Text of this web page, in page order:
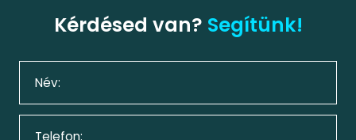
Kérdésed van? Segítünk!